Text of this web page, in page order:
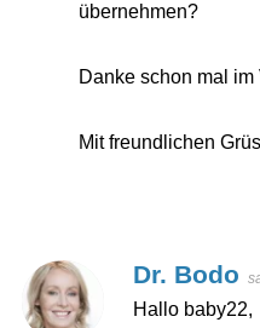
übernehmen?
Danke schon mal im
Mit freundlichen
Dr. Bodo
Hallo baby22,